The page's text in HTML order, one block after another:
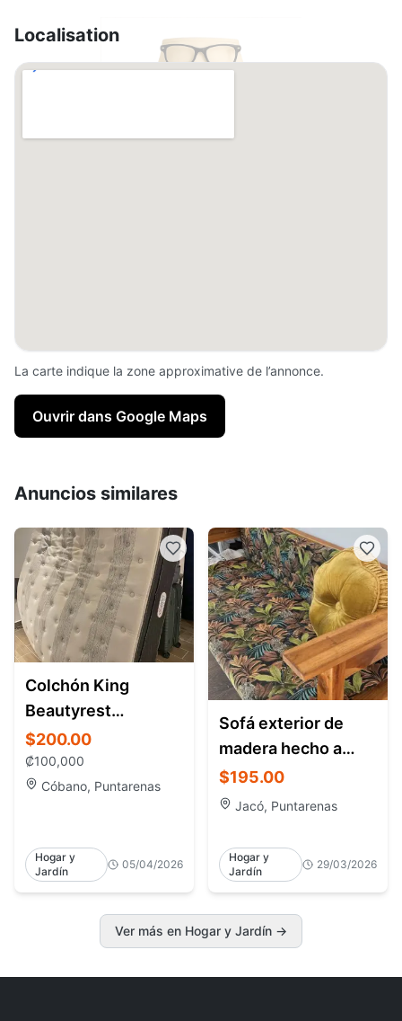
Localisation
La carte indique la zone approximative de l’annonce.
Ouvrir dans Google Maps
Anuncios similares
Colchón King
Beautyrest
Platinum – Santa
Teresa Costa Rica
$200.00
₡100,000
Cóbano, Puntarenas
Hogar y
Jardín
05/04/2026
Sofá exterior de
madera hecho a
mano en venta –
Jacó
$195.00
Jacó, Puntarenas
Hogar y
Jardín
29/03/2026
Ver más en Hogar y Jardín →